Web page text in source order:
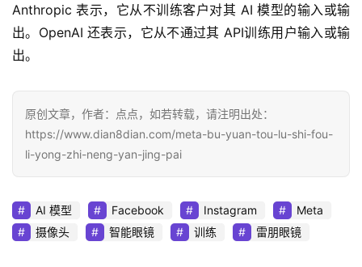
Anthropic 表示，它从不训练客户对其 AI 模型的输入或输
出。OpenAI 还表示，它从不通过其 API训练用户输入或输
出。
原创文章，作者：点点，如若转载，请注明出处：
https://www.dian8dian.com/meta-bu-yuan-tou-lu-shi-fou-
li-yong-zhi-neng-yan-jing-pai
AI 模型 Facebook Instagram
Meta
摄像头
智能眼镜 训练 雷朋眼镜